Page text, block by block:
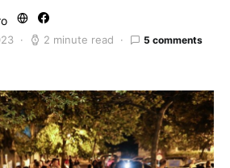
2 minute read 5 comments